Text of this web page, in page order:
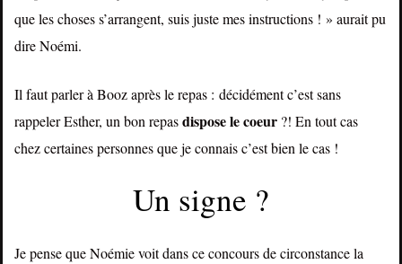
que les choses s’arrangent, suis juste mes instructions ! » aurait pu
dire Noémi.
Il faut parler à Booz après le repas : décidément c’est sans
rappeler Esther, un bon repasdisposelecoeur ?! En tout cas
chez certaines personnes que je connais c’est bien le cas !
Un signe ?
Je pense que Noémie voit dans ce concours de circonstance la